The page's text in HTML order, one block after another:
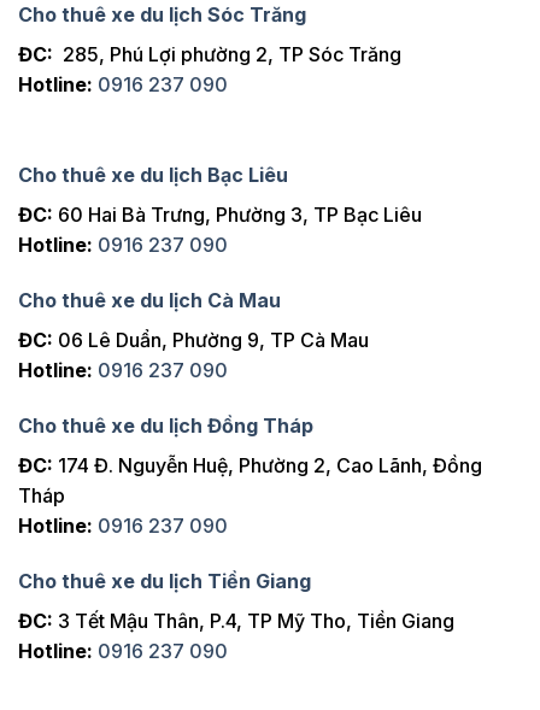
Cho thuê xe du lịch Sóc Trăng
ĐC: 285, Phú Lợi phường 2, TP Sóc Trăng
Hotline: 0916 237 090
Cho thuê xe du lịch Bạc Liêu
ĐC: 60 Hai Bà Trưng, Phường 3, TP Bạc Liêu
Hotline: 0916 237 090
Cho thuê xe du lịch Cà Mau
ĐC: 06 Lê Duẩn, Phường 9, TP Cà Mau
Hotline: 0916 237 090
Cho thuê xe du lịch Đồng Tháp
ĐC: 174 Đ. Nguyễn Huệ, Phường 2, Cao Lãnh, Đồng
Tháp
Hotline: 0916 237 090
Cho thuê xe du lịch Tiền Giang
ĐC: 3 Tết Mậu Thân, P.4, TP Mỹ Tho, Tiền Giang
Hotline: 0916 237 090